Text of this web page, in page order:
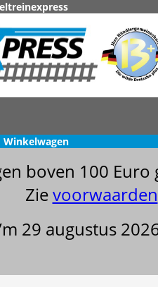
Winkelwagen
boven 100
Zievoorwaarden
29 augustus